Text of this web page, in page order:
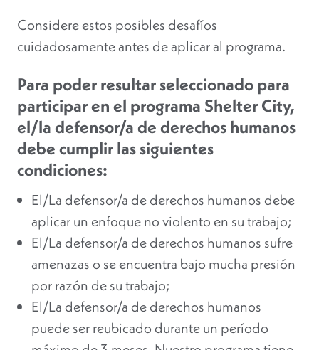
Considere estos posibles desafíos
cuidadosamente antes de aplicar al programa.
Para poder resultar seleccionado para
participar en el programa Shelter City,
el/la defensor/a de derechos humanos
debe cumplir las siguientes
condiciones:
El/La defensor/a de derechos humanos debe
aplicar un enfoque no violento en su trabajo;
El/La defensor/a de derechos humanos sufre
amenazas o se encuentra bajo mucha presión
por razón de su trabajo;
El/La defensor/a de derechos humanos
puede ser reubicado durante un período